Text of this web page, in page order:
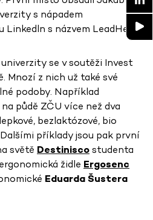
s nápadem
Linkedln s názvem LeadHeat.
se v soutěži Invest
Mnozí z nich už také své
podoby. Například
půdě ZČU více než dva
bezlaktózové, bio
příklady jsou pak první
světě Destiniscostudenta
židle Ergosenc
Eduarda Šustera